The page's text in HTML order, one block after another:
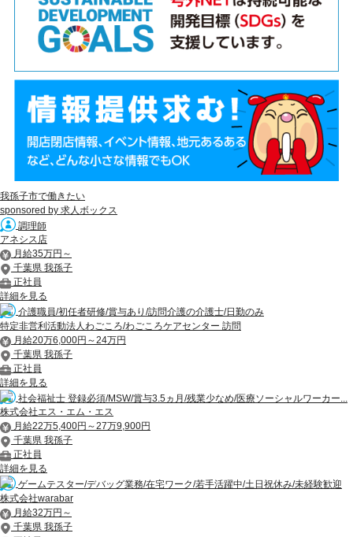
我孫子市で働きたい
sponsored by 求人ボックス
調理師
アネシス店
月給35万円～
千葉県 我孫子
正社員
詳細を見る
介護職員/初任者研修/賞与あり/訪問介護の介護士/日勤のみ
特定非営利活動法人わごころ/わごころケアセンター 訪問
月給20万6,000円～24万円
千葉県 我孫子
正社員
詳細を見る
社会福祉士 登録必須/MSW/賞与3.5ヵ月/残業少なめ/医療ソーシャルワーカー...
株式会社エス・エム・エス
月給22万5,400円～27万9,900円
千葉県 我孫子
正社員
詳細を見る
ゲームテスター/デバッグ業務/在宅ワーク/若手活躍中/土日祝休み/未経験歓迎
株式会社warabar
月給32万円～
千葉県 我孫子